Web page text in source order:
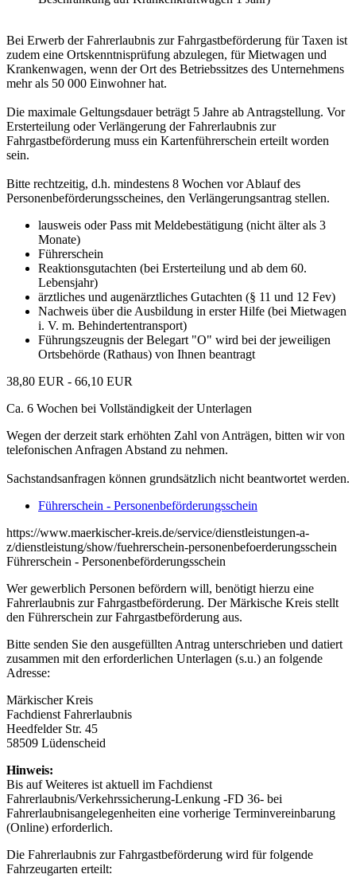
Bei Erwerb der Fahrerlaubnis zur Fahrgastbeförderung für Taxen ist
zudem eine Ortskenntnisprüfung abzulegen, für Mietwagen und
Krankenwagen, wenn der Ort des Betriebssitzes des Unternehmens
mehr als 50 000 Einwohner hat.
Die maximale Geltungsdauer beträgt 5 Jahre ab Antragstellung. Vor
Ersterteilung oder Verlängerung der Fahrerlaubnis zur
Fahrgastbeförderung muss ein Kartenführerschein erteilt worden
sein.
Bitte rechtzeitig, d.h. mindestens 8 Wochen vor Ablauf des
Personenbeförderungsscheines, den Verlängerungsantrag stellen.
lausweis oder Pass mit Meldebestätigung (nicht älter als 3
Monate)
Führerschein
Reaktionsgutachten (bei Ersterteilung und ab dem 60.
Lebensjahr)
ärztliches und augenärztliches Gutachten (§ 11 und 12 Fev)
Nachweis über die Ausbildung in erster Hilfe (bei Mietwagen
i. V. m. Behindertentransport)
Führungszeugnis der Belegart "O" wird bei der jeweiligen
Ortsbehörde (Rathaus) von Ihnen beantragt
38,80 EUR - 66,10 EUR
Ca. 6 Wochen bei Vollständigkeit der Unterlagen
Wegen der derzeit stark erhöhten Zahl von Anträgen, bitten wir von
telefonischen Anfragen Abstand zu nehmen.
Sachstandsanfragen können grundsätzlich nicht beantwortet werden.
Führerschein - Personenbeförderungsschein
https://www.maerkischer-kreis.de/service/dienstleistungen-a-
z/dienstleistung/show/fuehrerschein-personenbefoerderungsschein
Führerschein - Personenbeförderungsschein
Wer gewerblich Personen befördern will, benötigt hierzu eine
Fahrerlaubnis zur Fahrgastbeförderung. Der Märkische Kreis stellt
den Führerschein zur Fahrgastbeförderung aus.
Bitte senden Sie den ausgefüllten Antrag unterschrieben und datiert
zusammen mit den erforderlichen Unterlagen (s.u.) an folgende
Adresse:
Märkischer Kreis
Fachdienst Fahrerlaubnis
Heedfelder Str. 45
58509 Lüdenscheid
Hinweis:
Bis auf Weiteres ist aktuell im Fachdienst
Fahrerlaubnis/Verkehrssicherung-Lenkung -FD 36- bei
Fahrerlaubnisangelegenheiten eine vorherige Terminvereinbarung
(Online) erforderlich.
Die Fahrerlaubnis zur Fahrgastbeförderung wird für folgende
Fahrzeugarten erteilt: